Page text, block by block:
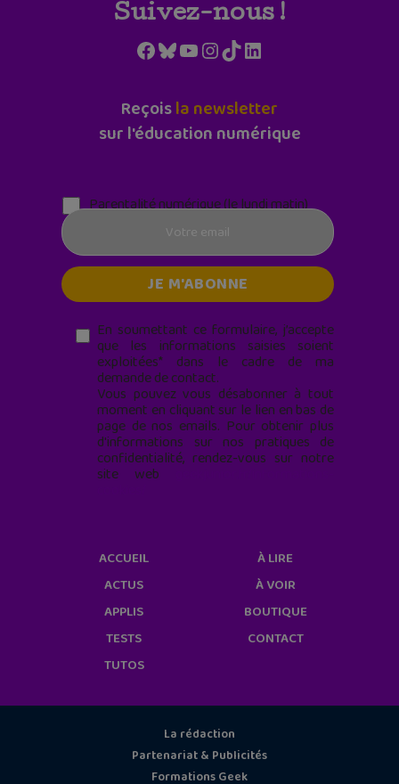
Suivez-nous !
Facebook
Bluesky
YouTube
Instagram
TikTokLinkedIn
Reçoisla newsletter
sur l'éducation numérique
Parentalité numérique (le lundi matin)
En soumettant ce formulaire, j’accepte
que les informations saisies soient
exploitées* dans le cadre de ma
demande de contact.
Vous pouvez vous désabonner à tout
moment en cliquant sur le lien en bas de
page de nos emails. Pour obtenir plus
d'informations sur nos pratiques de
confidentialité, rendez-vous sur notre
site web
ACCUEIL
ACTUS
APPLIS
TESTS
TUTOS
À LIRE
À VOIR
BOUTIQUE
CONTACT
La rédaction
Partenariat & Publicités
Formations Geek